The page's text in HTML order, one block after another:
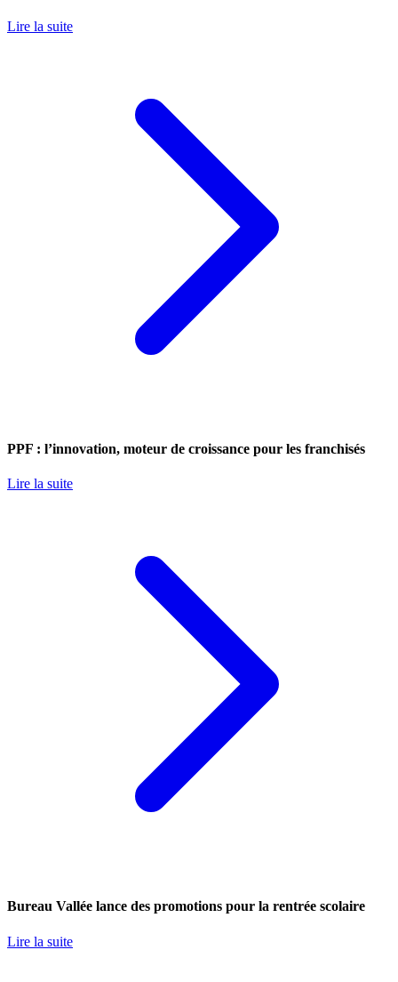
Lire la suite
PPF : l’innovation, moteur de croissance pour les franchisés
Lire la suite
Bureau Vallée lance des promotions pour la rentrée scolaire
Lire la suite